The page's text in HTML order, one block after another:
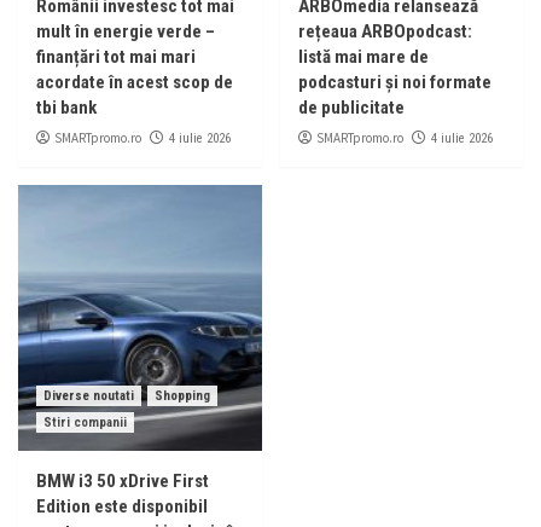
Românii investesc tot mai
mult în energie verde –
finanțări tot mai mari
acordate în acest scop de
tbi bank
SMARTpromo.ro 4 iulie 2026
ARBOmedia relansează
rețeaua ARBOpodcast:
listă mai mare de
podcasturi și noi formate
de publicitate
SMARTpromo.ro 4 iulie 2026
Diverse noutati
Shopping
Stiri companii
BMW i3 50 xDrive First
Edition este disponibil